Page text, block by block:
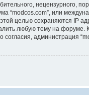
нецензурного,
“modcos.com”, или
целью сохраняются IP
любую тему на
администрация